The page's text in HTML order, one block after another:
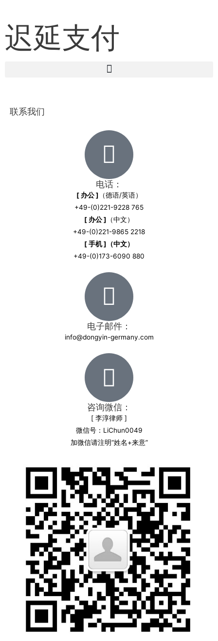
迟延支付
联系我们
电话：
[ 办公 ] （德语/英语）
+49-(0)221-9228 765
[ 办公 ] （中文）
+49-(0)221-9865 2218
[ 手机 ]（中文）
+49-(0)173-6090 880
电子邮件：
info@dongyin-germany.com
咨询微信：
[ 李淳律师 ]
微信号：LiChun0049
加微信请注明“姓名+来意”